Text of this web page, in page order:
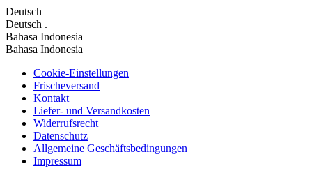
Deutsch
Deutsch .
Bahasa Indonesia
Bahasa Indonesia
Cookie-Einstellungen
Frischeversand
Kontakt
Liefer- und Versandkosten
Widerrufsrecht
Datenschutz
Allgemeine Geschäftsbedingungen
Impressum